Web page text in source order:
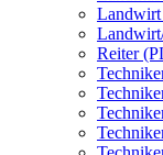
Reiter